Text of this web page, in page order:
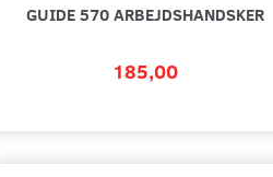
GUIDE 570 ARBEJDSHANDSKER
185,00